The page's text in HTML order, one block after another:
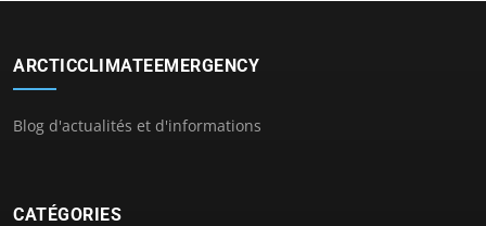
ARCTICCLIMATEEMERGENCY
Blog d'actualités et d'informations
CATÉGORIES